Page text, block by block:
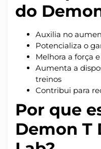
do
Auxilia no
Potencializa o
Melhora a força
Aumenta a
treinos
Contribui para
Por que
Demon T